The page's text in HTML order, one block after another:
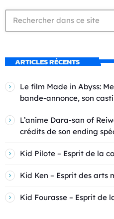
ARTICLES RÉCENTS
Le film Made in Abyss:
bande-annonce, son
L’anime Dara-san of
crédits de son ending
Kid Pilote – Esprit de la
Kid Ken – Esprit des arts
Kid Fourasse – Esprit de